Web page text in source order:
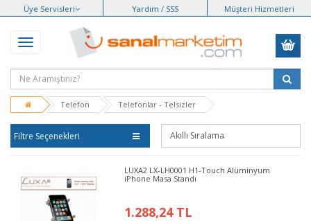
Üye Servisleri Yardım / SSS Müşteri Hizmetleri
Telefon Telefonlar - Telsizler
Filtre Seçenekleri
LUXA2 LX-LH0001 H1-Touch Alüminyum
iPhone Masa Standı
1.288,24 TL